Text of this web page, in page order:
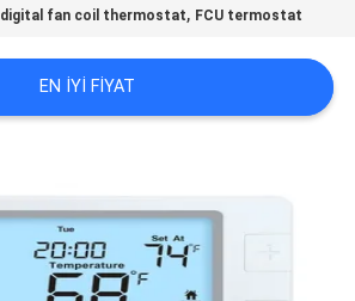
digital fan coil thermostat, FCU termostat
EN IYI FIYAT